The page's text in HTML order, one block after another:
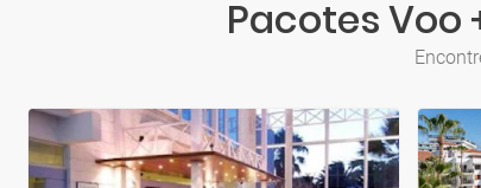
Pacotes Voo